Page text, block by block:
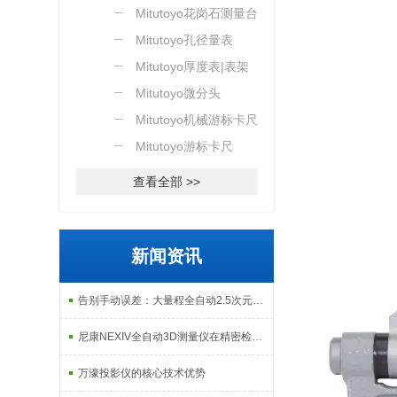
Mitutoyo花岗石测量台
Mitutoyo孔径量表
Mitutoyo厚度表|表架
Mitutoyo微分头
Mitutoyo机械游标卡尺
Mitutoyo游标卡尺
查看全部 >>
新闻资讯
告别手动误差：大量程全自动2.5次元测量机如何实现高效精密质检？
尼康NEXIV全自动3D测量仪在精密检测中的应用
万濠投影仪的核心技术优势